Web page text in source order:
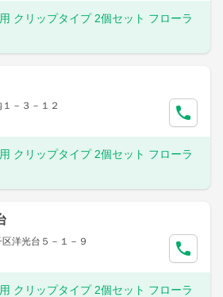
クリップタイプ 2個セット フローラ
－３－１２
クリップタイプ 2個セット フローラ
洋光台５－１－９
クリップタイプ 2個セット フローラ